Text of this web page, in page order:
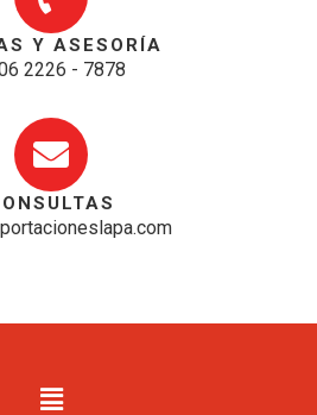
Y ASESORÍA
2226 - 7878